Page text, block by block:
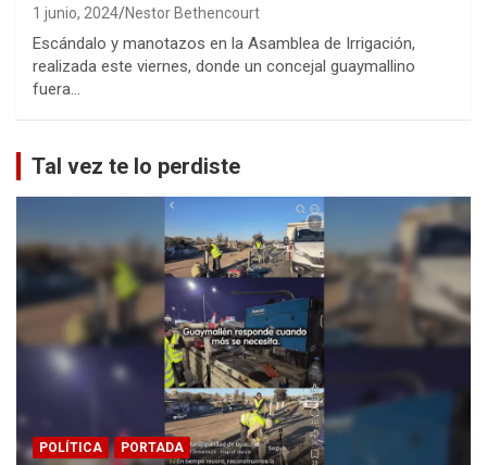
1 junio, 2024 Nestor Bethencourt
Escándalo y manotazos en la Asamblea de Irrigación,
realizada este viernes, donde un concejal guaymallino
fuera…
Tal vez te lo perdiste
POLÍTICA PORTADA